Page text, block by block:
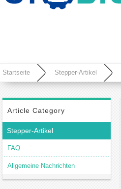
Español
Startseite Stepper-Artikel
Article Category
Stepper-Artikel
FAQ
Allgemeine Nachrichten